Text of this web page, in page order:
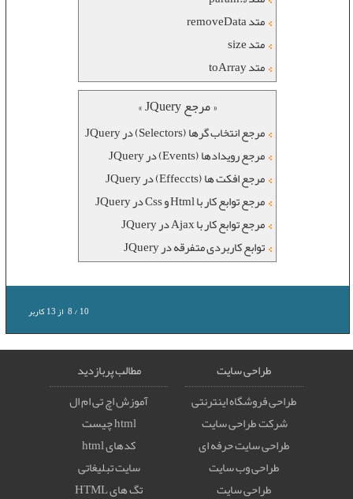
متد removeData
متد size
متد toArray
« مرجع JQuery »
مرجع انتخاب گرها (Selectors) در JQuery
مرجع رویدادها (Events) در JQuery
مرجع افکت ها (Effeccts) در JQuery
مرجع توابع کار با Html و Css در JQuery
مرجع توابع کار با Ajax در JQuery
توابع کاربردی متفرقه در JQuery
8/10 از13کاربر
طراحی سایت
طراحی فروشگاه اینترنتی
شرکت طراحی سایت
طراحی سایت حرفه ای
طراحی وب سایت
طراحی سایت
مطالب پربازدید
آموزش اچ تی ام ال
html چیست
کدهای html
سایت تبلیغاتی
تگ های HTML